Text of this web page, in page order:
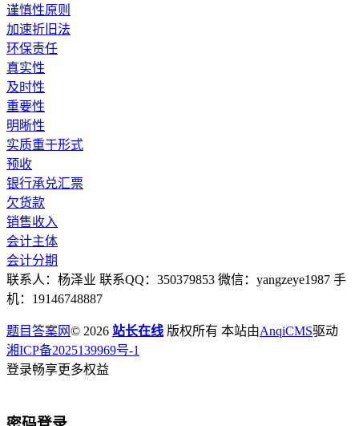
谨慎性原则
加速折旧法
环保责任
真实性
及时性
重要性
明晰性
实质重于形式
预收
银行承兑汇票
欠货款
销售收入
会计主体
会计分期
联系人：杨泽业 联系QQ：350379853 微信：yangzeye1987 手
机：19146748887
题目答案网© 2026 站长在线 版权所有 本站由AnqiCMS驱动
湘ICP备2025139969号-1
登录畅享更多权益